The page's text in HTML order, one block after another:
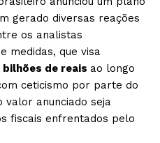
gerado diversas reações
os analistas
medidas, que visa
bilhões de reais ao longo
ceticismo por parte do
valor anunciado seja
fiscais enfrentados pelo